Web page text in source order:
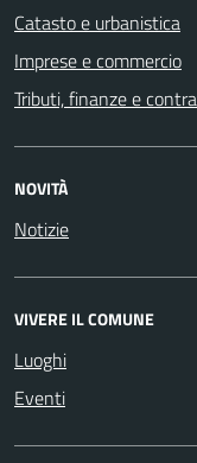
Catasto e urbanistica
Imprese e commercio
Tributi, finanze e
NOVITÀ
Notizie
VIVERE IL COMUNE
Luoghi
Eventi